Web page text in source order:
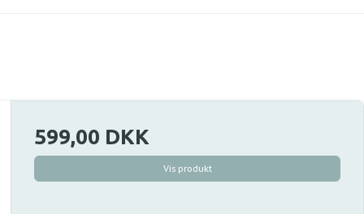
599,00 DKK
Vis produkt